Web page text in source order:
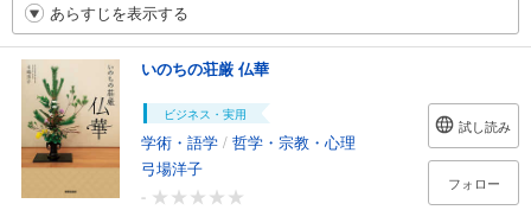
あらすじを表示する
いのちの荘厳 仏華
ビジネス・実用
学術・語学 / 哲学・宗教・心理
弓場洋子
-
試し読み
フォロー